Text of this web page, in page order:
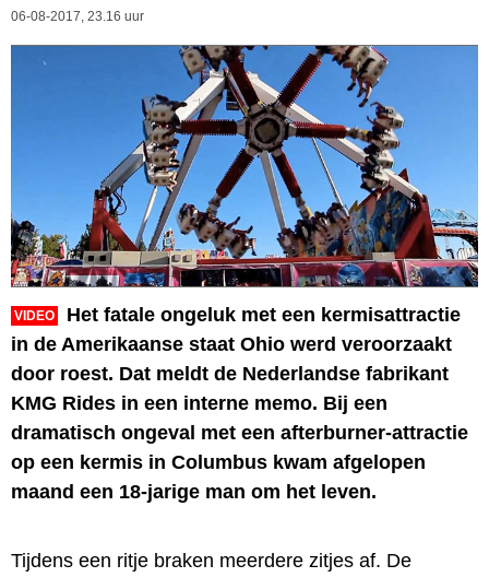
06-08-2017, 23.16 uur
VIDEO
Het fatale ongeluk met een kermisattractie
in de Amerikaanse staat Ohio werd veroorzaakt
door roest. Dat meldt de Nederlandse fabrikant
KMG Rides in een interne memo. Bij een
dramatisch ongeval met een afterburner-attractie
op een kermis in Columbus kwam afgelopen
maand een 18-jarige man om het leven.
Tijdens een ritje braken meerdere zitjes af. De